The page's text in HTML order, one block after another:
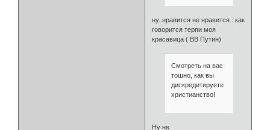
ну..нравится не нравится...как
говорится терпи моя
красавица ( ВВ Путин)
Смотреть на вас
тошно, как вы
дискредитируете
христианство!
Ну не